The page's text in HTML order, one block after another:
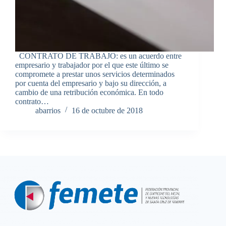
CONTRATO DE TRABAJO: es un acuerdo entre
empresario y trabajador por el que este último se
compromete a prestar unos servicios determinados
por cuenta del empresario y bajo su dirección, a
cambio de una retribución económica. En todo
contrato…
abarrios
16 de octubre de 2018